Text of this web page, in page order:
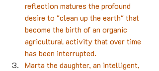
reflection matures the profound
desire to "clean up the earth" that
become the birth of an organic
agricultural activity that over time
has been interrupted.
Marta the daughter, an intelligent,